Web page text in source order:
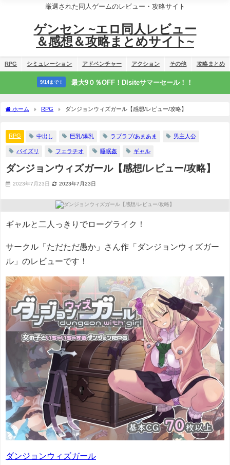
厳選された同人ゲームのレビュー・攻略サイト
ゲンセン ~エロ同人レビュー
＆感想＆攻略まとめサイト~
RPG シミュレーション アドベンチャー アクション その他 攻略まとめ
9/14まで！ 最大9０％OFF！Dlsiteサマーセール！！
ホーム RPG ダンジョンウィズガール【感想/レビュー/攻略】
RPG 中出し 巨乳/爆乳 ラブラブ/あまあま 男主人公
パイズリ フェラチオ 睡眠姦 ギャル
ダンジョンウィズガール【感想/レビュー/攻略】
2023年7月23日 2023年7月23日
ギャルと二人っきりでローグライク！
サークル「ただただ愚か」さん作「ダンジョンウィズガー
ル」のレビューです！
ダンジョンウィズガール